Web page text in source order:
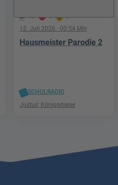
10 0 3
13. Juli 2026 · 00:54 Min
Hausmeister Parodie 2
SCHULRADIO
Justus' Königsdiesel